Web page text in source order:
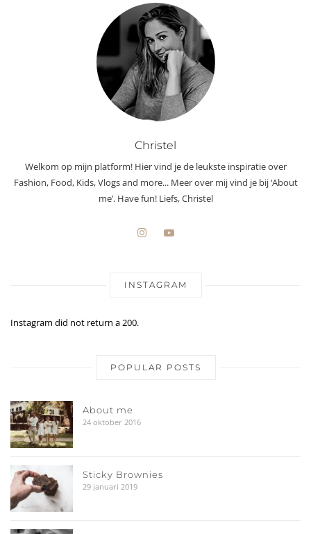
Christel
Welkom op mijn platform! Hier vind je de leukste inspiratie over
Fashion, Food, Kids, Vlogs and more... Meer over mij vind je bij ‘About
me’. Have fun! Liefs, Christel
INSTAGRAM
Instagram did not return a 200.
POPULAR POSTS
About me
24 oktober 2016
Sticky Brownies
29 januari 2019